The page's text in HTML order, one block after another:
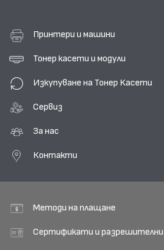
Принтери и машини
Тонер касети и модули
Изкупуване на Тонер Касети
Сервиз
За нас
Контакти
Методи на плащане
Сертификати и разрешителни